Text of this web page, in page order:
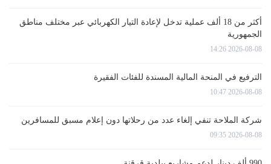
أكثر من 18 ألف عملية تدخل لإعادة التيار الكهربائي عبر مختلف مناطق
الجمهورية
2026-08-08 14:26
الترفيع في المنحة المالية المسندة للفئات الفقيرة
2026-08-08 10:47
شركة الملاحة تنفي إلغاء عدد من رحلاتها دون إعلام مسبق للمسافرين
2026-08-08 09:35